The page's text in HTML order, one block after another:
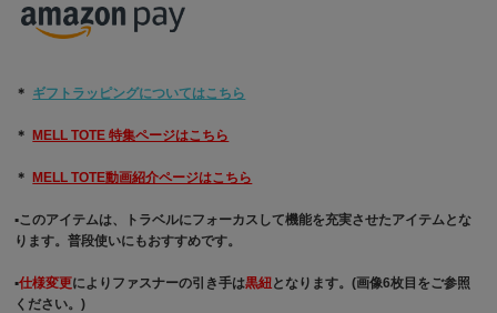
＊ ギフトラッピングについてはこちら
＊ MELL TOTE 特集ページはこちら
＊ MELL TOTE動画紹介ページはこちら
▪︎このアイテムは、トラベルにフォーカスして機能を充実させたアイテムとな
ります。普段使いにもおすすめです。
▪︎仕様変更によりファスナーの引き手は黒紐となります。(画像6枚目をご参照
ください。)